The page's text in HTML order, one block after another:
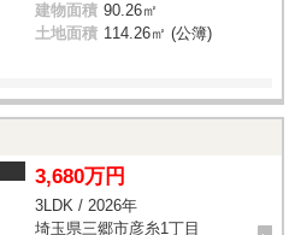
建物面積 90.26㎡
土地面積 114.26㎡ (公簿)
3,680万円
3LDK / 2026年
埼玉県三郷市彦糸1丁目